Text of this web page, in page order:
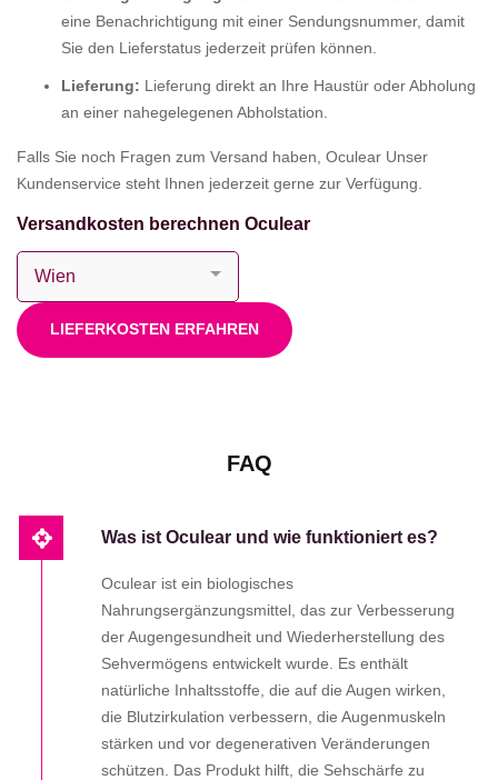
eine Benachrichtigung mit einer Sendungsnummer, damit
Sie den Lieferstatus jederzeit prüfen können.
Lieferung: Lieferung direkt an Ihre Haustür oder Abholung
an einer nahegelegenen Abholstation.
Falls Sie noch Fragen zum Versand haben, Oculear Unser
Kundenservice steht Ihnen jederzeit gerne zur Verfügung.
Versandkosten berechnen Oculear
LIEFERKOSTEN ERFAHREN
FAQ
Was ist Oculear und wie funktioniert es?
Oculear ist ein biologisches
Nahrungsergänzungsmittel, das zur Verbesserung
der Augengesundheit und Wiederherstellung des
Sehvermögens entwickelt wurde. Es enthält
natürliche Inhaltsstoffe, die auf die Augen wirken,
die Blutzirkulation verbessern, die Augenmuskeln
stärken und vor degenerativen Veränderungen
schützen. Das Produkt hilft, die Sehschärfe zu